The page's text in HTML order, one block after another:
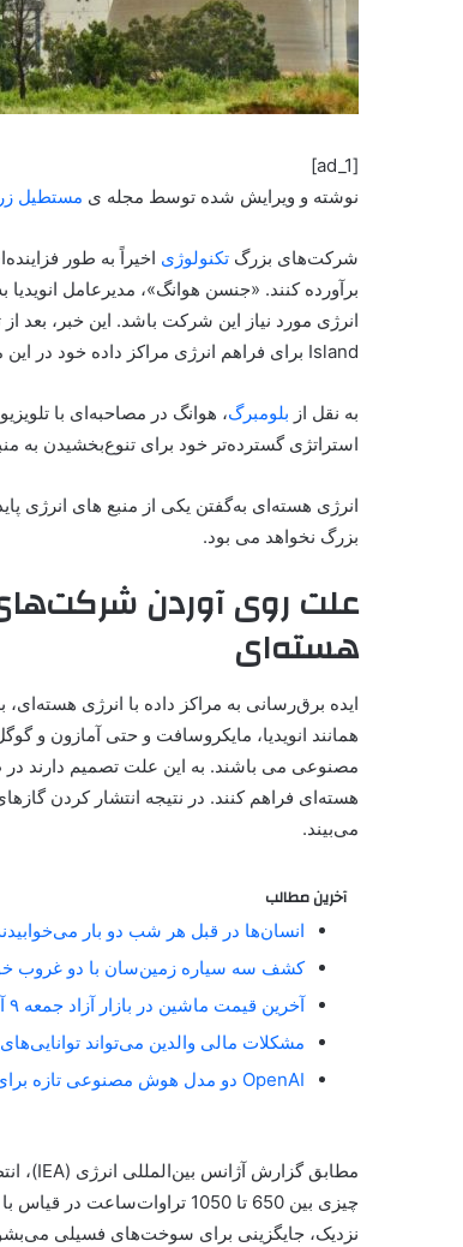
[ad_1]
نوشته و ویرایش شده توسط مجله ی مستطیل
شرکت‌های بزرگ تکنولوژی اخیراً به طور
برآورده کنند. «جنسن هوانگ»، مدیرعامل
Island برای فراهم انرژی مراکز داده خود در این منطقه، انتشار شده است.
به نقل از بلومبرگ، هوانگ در مصاحبه‌ای با
استراتژی گسترده‌تر خود برای تنوع‌بخشیدن به
انرژی هسته‌ای به‌گفتن یکی از منبع های انرژی
بزرگ نخواهد می بود.
علت روی آوردن
هسته‌ای
ایده برق‌رسانی به مراکز داده با انرژی
همانند انویدیا، مایکروسافت و حتی آمازون و
مصنوعی می باشند. به این علت تصمیم دارند در
هسته‌ای فراهم کنند. در نتیجه انتشار کردن
می‌بیند.
آخرین مطالب
انسان‌ها در قبل هر شب دو بار
کشف سه سیاره زمین‌سان با دو غروب
آخرین قیمت ماشین در بازار آزاد جمعه ۹ آبان ماه_مستطیل زرد
مشکلات مالی والدین می‌تواند
OpenAI دو مدل هوش مصنوعی تازه برای ترقی ایمنی آنلاین معارفه کرد_مستطیل زرد
نزدیک، جایگزینی برای سوخت‌های فسیلی